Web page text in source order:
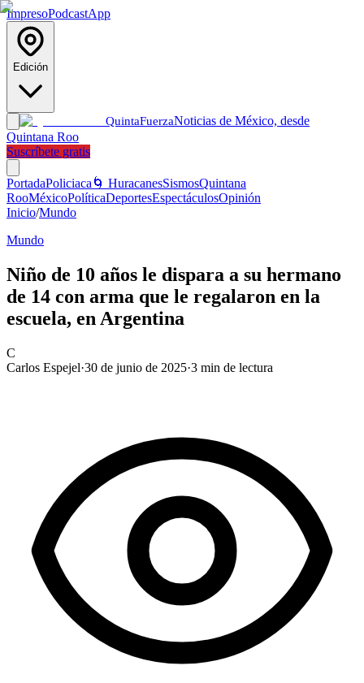
ImpresoPodcastApp
Edición
QuintaFuerzaNoticias de México, desde
Quintana Roo
Suscríbete gratis
PortadaPoliciaca 🌀 HuracanesSismosQuintana
RooMéxicoPolíticaDeportesEspectáculosOpinión
Inicio/Mundo
Mundo
Niño de 10 años le dispara a su hermano
de 14 con arma que le regalaron en la
escuela, en Argentina
C
Carlos Espejel·30 de junio de 2025·3 min de lectura